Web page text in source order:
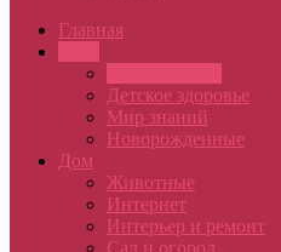
Главная
Детское здоровье
Мир знаний
Новорожденные
Дом
Животные
Интернет
Интерьер и ремонт
Сад и огород